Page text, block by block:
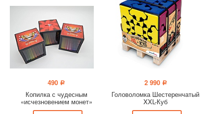
490 a
Копилка с чудесным
«исчезновением монет»
2 990 a
Головоломка Шестеренчатый
XXL-Куб